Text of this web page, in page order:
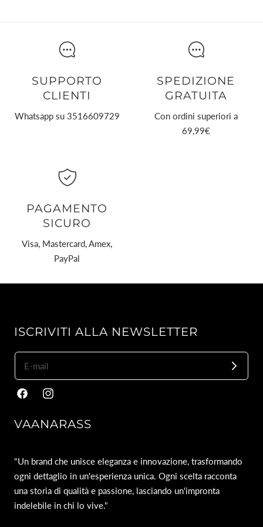
SUPPORTO
CLIENTI
Whatsapp su 3516609729
SPEDIZIONE
GRATUITA
Con ordini superiori a
69,99€
PAGAMENTO
SICURO
Visa, Mastercard, Amex,
PayPal
VAANARASS
"Un brand che unisce eleganza e innovazione, trasformando
ogni dettaglio in un'esperienza unica. Ogni scelta racconta
una storia di qualità e passione, lasciando un'impronta
indelebile in chi lo vive."
ISCRIVITI ALLA NEWSLETTER
FacebookInstagram